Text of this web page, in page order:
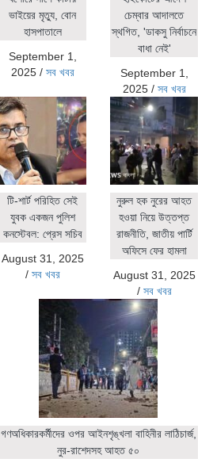
ভাইয়ের মৃত্যু, বোন
হাসপাতালে
September 1,
2025/ সব খবর
চেম্বার আদালতে
স্থগিত, 'ডাকসু নির্বাচনে
বাধা নেই'
September 1,
2025/ সব খবর
টি-শার্ট পরিহিত সেই
যুবক একজন পুলিশ
কনস্টেবল: প্রেস সচিব
August 31, 2025
/ সব খবর
নুরুল হক নুরের আহত
হওয়া নিয়ে উত্তপ্ত
রাজনীতি, জাতীয় পার্টি
অফিসে ফের হামলা
August 31, 2025
/ সব খবর
গণঅধিকারকর্মীদের ওপর আইনশৃঙ্খলা বাহিনীর লাঠিচার্জ,
নুর-রাশেদসহ আহত ৫০